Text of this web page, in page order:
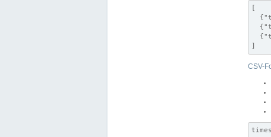
[
]
CSV-